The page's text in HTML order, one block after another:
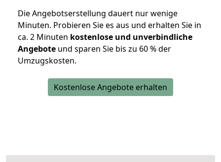
Die Angebotserstellung dauert nur wenige
Minuten. Probieren Sie es aus und erhalten Sie in
ca. 2 Minuten kostenlose und unverbindliche
Angebote und sparen Sie bis zu 60 % der
Umzugskosten.
Kostenlose Angebote erhalten